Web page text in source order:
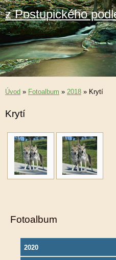
z Postupického
Úvod » Fotoalbum » 2018 » Krytí
Krytí
Fotoalbum
2020